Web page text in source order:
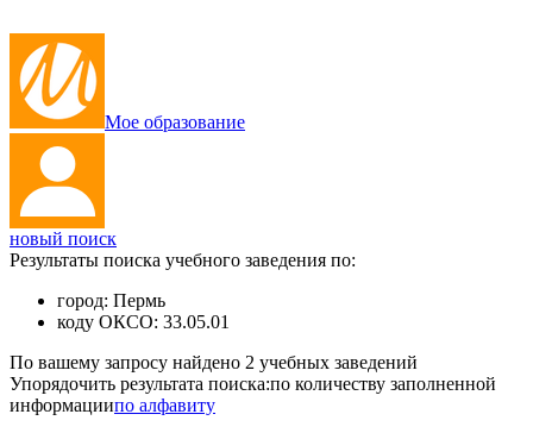
Мое образование
новый поиск
Результаты поиска учебного заведения по:
город: Пермь
коду ОКСО: 33.05.01
По вашему запросу найдено 2 учебных заведений
Упорядочить результата поиска:по количеству заполненной
информациипо алфавиту